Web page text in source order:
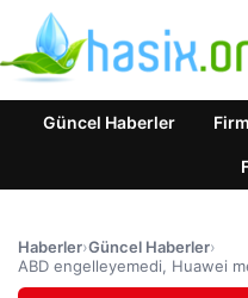
Güncel Haberler
Haberler›Güncel Haberler›
ABD engelleyemedi, Huawei